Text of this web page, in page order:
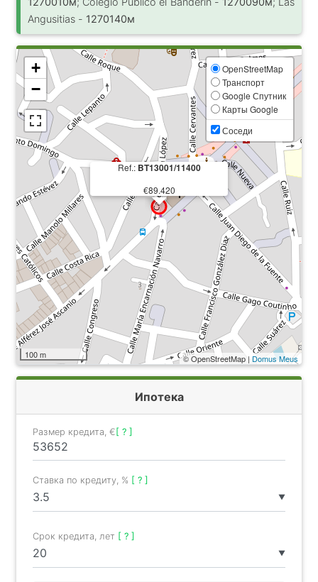
Angusitias - 1270140м
Ref.: BT13001/11400
€89.420
+
−
OpenStreetMap
Транспорт
Google Спутник
Карты Google
Соседи
100 m © OpenStreetMap | Domus Meus
Ипотека
Размер кредита, €[ ? ]
▼
Ставка по кредиту, % [ ? ]
▼
Срок кредита, лет [ ? ]